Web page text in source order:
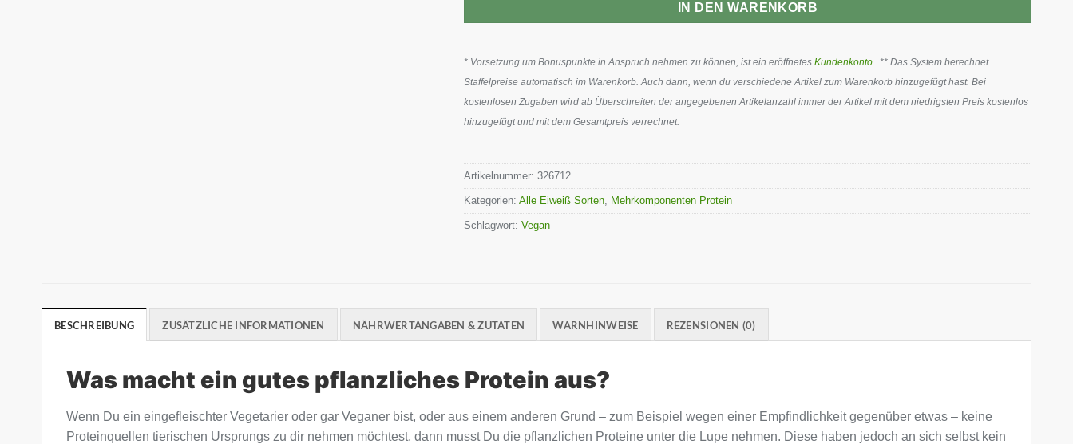
IN DEN WARENKORB
* Vorsetzung um Bonuspunkte in Anspruch nehmen zu können, ist ein eröffnetesKundenkonto . ** Das System berechnet
Staffelpreise automatisch im Warenkorb. Auch dann, wenn du verschiedene Artikel zum Warenkorb hinzugefügt hast. Bei
kostenlosen Zugaben wird ab Überschreiten der angegebenen Artikelanzahl immer der Artikel mit dem niedrigsten Preis kostenlos
hinzugefügt und mit dem Gesamtpreis verrechnet.
Artikelnummer:326712
Kategorien:Alle Eiweiß Sorten Mehrkomponenten Protein
Schlagwort:Vegan
BESCHREIBUNG ZUSÄTZLICHE INFORMATIONEN NÄHRWERTANGABEN & ZUTATEN WARNHINWEISE REZENSIONEN (0)
Was macht ein gutes pflanzliches Protein aus?
Wenn Du ein eingefleischter Vegetarier oder gar Veganer bist, oder aus einem anderen Grund – zum Beispiel wegen einer Empfindlichkeit gegenüber etwas – keine
Proteinquellen tierischen Ursprungs zu dir nehmen möchtest, dann musst Du die pflanzlichen Proteine unter die Lupe nehmen. Diese haben jedoch an sich selbst kein